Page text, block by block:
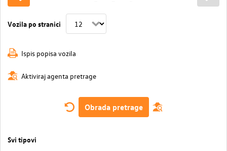
Vozila po stranici
Ispis popisa vozila
Aktiviraj agenta pretrage
Obrada pretrage
Svi tipovi